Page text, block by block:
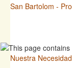
San Bartolom -
Nuestra